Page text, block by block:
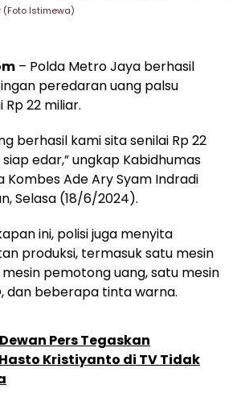
(Foto Istimewa)
– Polda Metro Jaya berhasil
peredaran uang palsu
22 miliar.
berhasil kami sita senilai Rp 22
edar,” ungkap Kabidhumas
Kombes Ade Ary Syam Indradi
Selasa (18/6/2024).
ini, polisi juga menyita
produksi, termasuk satu mesin
pemotong uang, satu mesin
dan beberapa tinta warna.
Dewan Pers Tegaskan
Kristiyanto di TV Tidak